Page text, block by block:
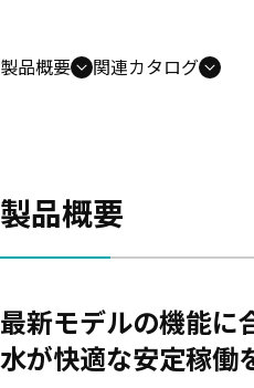
製品概要 関連カタログ
製品概要
最新モデルの機能に
水が快適な安定稼働